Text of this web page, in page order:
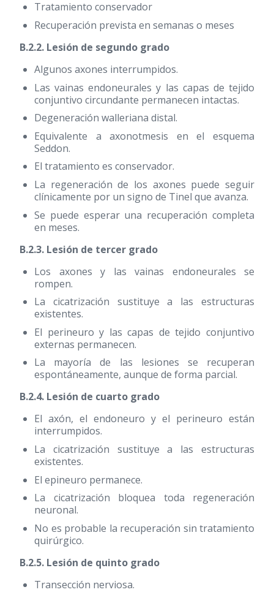
Tratamiento conservador
Recuperación prevista en semanas o meses
B.2.2. Lesión de segundo grado
Algunos axones interrumpidos.
Las vainas endoneurales y las capas de tejido
conjuntivo circundante permanecen intactas.
Degeneración walleriana distal.
Equivalente a axonotmesis en el esquema
Seddon.
El tratamiento es conservador.
La regeneración de los axones puede seguir
clínicamente por un signo de Tinel que avanza.
Se puede esperar una recuperación completa
en meses.
B.2.3. Lesión de tercer grado
Los axones y las vainas endoneurales se
rompen.
La cicatrización sustituye a las estructuras
existentes.
El perineuro y las capas de tejido conjuntivo
externas permanecen.
La mayoría de las lesiones se recuperan
espontáneamente, aunque de forma parcial.
B.2.4. Lesión de cuarto grado
El axón, el endoneuro y el perineuro están
interrumpidos.
La cicatrización sustituye a las estructuras
existentes.
El epineuro permanece.
La cicatrización bloquea toda regeneración
neuronal.
No es probable la recuperación sin tratamiento
quirúrgico.
B.2.5. Lesión de quinto grado
Transección nerviosa.